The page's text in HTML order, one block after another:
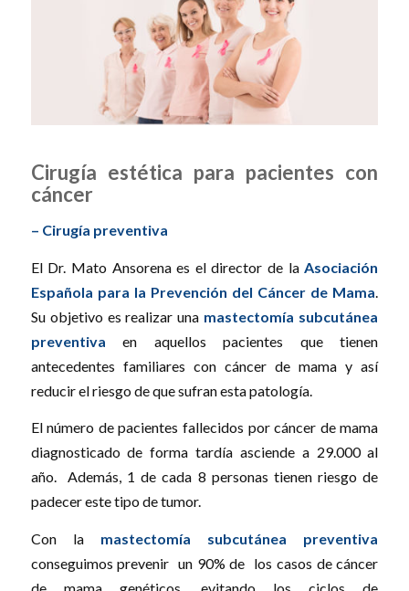
Cirugía estética para pacientes con
cáncer
– Cirugía preventiva
El Dr. Mato Ansorena es el director de la Asociación
Española para la Prevención del Cáncer de Mama
Su objetivo es realizar una mastectomía subcutánea
preventiva en aquellos pacientes que tienen
antecedentes familiares con cáncer de mama y así
reducir el riesgo de que sufran esta patología.
El número de pacientes fallecidos por cáncer de mama
diagnosticado de forma tardía asciende a 29.000 al
año. Además, 1 de cada 8 personas tienen riesgo de
padecer este tipo de tumor.
Con la mastectomía subcutánea preventiva
conseguimos prevenir un 90% de los casos de cáncer